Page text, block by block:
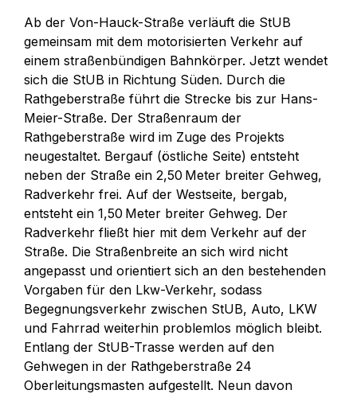
Ab der Von-Hauck-Straße verläuft die StUB
gemeinsam mit dem motorisierten Verkehr auf
einem straßenbündigen Bahnkörper. Jetzt wendet
sich die StUB in Richtung Süden. Durch die
Rathgeberstraße führt die Strecke bis zur Hans-
Meier-Straße. Der Straßenraum der
Rathgeberstraße wird im Zuge des Projekts
neugestaltet. Bergauf (östliche Seite) entsteht
neben der Straße ein 2,50 Meter breiter Gehweg,
Radverkehr frei. Auf der Westseite, bergab,
entsteht ein 1,50 Meter breiter Gehweg. Der
Radverkehr fließt hier mit dem Verkehr auf der
Straße. Die Straßenbreite an sich wird nicht
angepasst und orientiert sich an den bestehenden
Vorgaben für den Lkw-Verkehr, sodass
Begegnungsverkehr zwischen StUB, Auto, LKW
und Fahrrad weiterhin problemlos möglich bleibt.
Entlang der StUB-Trasse werden auf den
Gehwegen in der Rathgeberstraße 24
Oberleitungsmasten aufgestellt. Neun davon